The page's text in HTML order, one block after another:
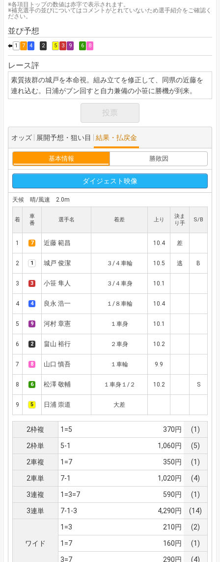
※各項目トップの数値は赤字で表示されます。
※補充選手の並びについてはコメントがとれていないため選手紹介をご確認く
ださい。
並び予想
1 7 4 2 5 3 9 6 8
レース評
素質抜群の城戸を本命視。組み立てを修正して、同県の近藤を
連れ込む。日浦がブン回すと自力兼備の小笹に勝機が到来。
投票
オッズ 展開予想・狙い目 結果・払戻金
基本情報 勝敗因
ダイジェスト映像
天候 晴/風速 2.0m
着
車
番
選手名 着差 上り
決ま
り手
S/B
1 7 近藤 範昌 10.4 差
2 1 城戸 俊潔 ３/４車輪 10.5 逃 B
3 3 小笹 隼人 ３/４車身 10.1
4 4 良永 浩一 １/８車輪 10.4
5 9 河村 章憲 １車身 10.1
6 2 畠山 裕行 ２車身 10.2
7 8 山口 慎吾 １車輪 9.9
8 6 松澤 敬輔 １車身１/２ 10.2 S
9 5 日浦 崇道 大差
2枠複 1=5 370円 (1)
2枠単 5-1 1,060円 (5)
2車複 1=7 350円 (1)
2車単 7-1 1,020円 (4)
3連複 1=3=7 590円 (1)
3連単 7-1-3 4,290円 (14)
ワイド
1=3 210円 (2)
1=7 160円 (1)
3=7 290円 (4)